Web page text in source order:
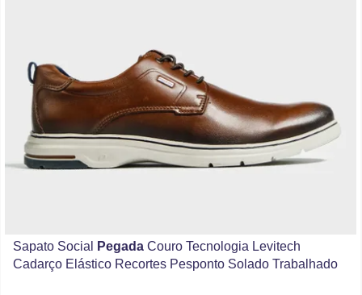
Sapato Social Pegada Couro Tecnologia Levitech
Cadarço Elástico Recortes Pesponto Solado Trabalhado